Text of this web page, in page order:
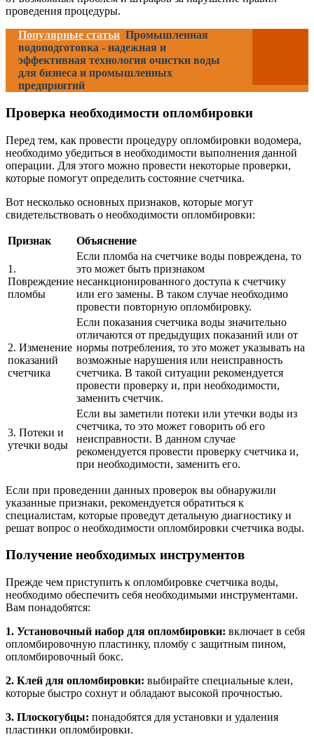
проведения процедуры.
Популярные статьи Промышленная
водоподготовка - надежная и
эффективная технология очистки воды
для бизнеса и промышленных
предприятий
Проверка необходимости опломбировки
Перед тем, как провести процедуру опломбировки водомера,
необходимо убедиться в необходимости выполнения данной
операции. Для этого можно провести некоторые проверки,
которые помогут определить состояние счетчика.
Вот несколько основных признаков, которые могут
свидетельствовать о необходимости опломбировки:
Признак Объяснение
1.
Повреждение
пломбы
Если пломба на счетчике воды повреждена, то
это может быть признаком
несанкционированного доступа к счетчику
или его замены. В таком случае необходимо
провести повторную опломбировку.
2. Изменение
показаний
счетчика
Если показания счетчика воды значительно
отличаются от предыдущих показаний или от
нормы потребления, то это может указывать на
возможные нарушения или неисправность
счетчика. В такой ситуации рекомендуется
провести проверку и, при необходимости,
заменить счетчик.
3. Потеки и
утечки воды
Если вы заметили потеки или утечки воды из
счетчика, то это может говорить об его
неисправности. В данном случае
рекомендуется провести проверку счетчика и,
при необходимости, заменить его.
Если при проведении данных проверок вы обнаружили
указанные признаки, рекомендуется обратиться к
специалистам, которые проведут детальную диагностику и
решат вопрос о необходимости опломбировки счетчика воды.
Получение необходимых инструментов
Прежде чем приступить к опломбировке счетчика воды,
необходимо обеспечить себя необходимыми инструментами.
Вам понадобятся:
1. Установочный набор для опломбировки: включает в себя
опломбировочную пластинку, пломбу с защитным пином,
опломбировочный бокс.
2. Клей для опломбировки: выбирайте специальные клеи,
которые быстро сохнут и обладают высокой прочностью.
3. Плоскогубцы: понадобятся для установки и удаления
пластинки опломбировки.